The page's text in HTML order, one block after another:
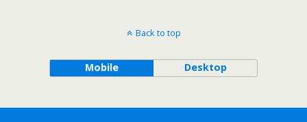
Back to top
Mobile Desktop